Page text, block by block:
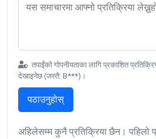
तपाईंको गोपनीयताका लागि प्रकाशित
देखाइनेछ (जस्तै: B***)।
पठाउनुहोस्
अहिलेसम्म कुनै प्रतिक्रिया छैन। पहिलो